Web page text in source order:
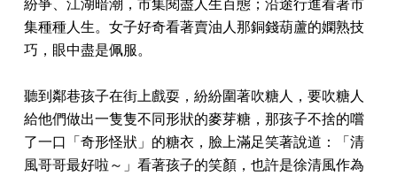
集種種人生。女子好奇看著賣油人那銅錢葫蘆的嫻熟技
巧，眼中盡是佩服。
聽到鄰巷孩子在街上戲耍，紛紛圍著吹糖人，要吹糖人
給他們做出一隻隻不同形狀的麥芽糖，那孩子不捨的嚐
了一口「奇形怪狀」的糖衣，臉上滿足笑著說道：「清
風哥哥最好啦～」看著孩子的笑顏，也許是徐清風作為